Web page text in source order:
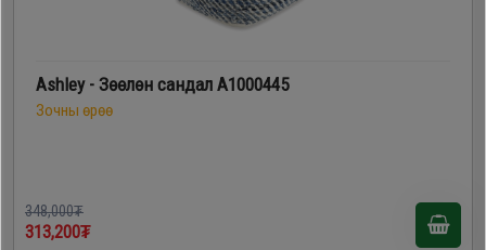
Ashley - Зөөлөн сандал A1000445
Зочны өрөө
348,000₮
313,200₮